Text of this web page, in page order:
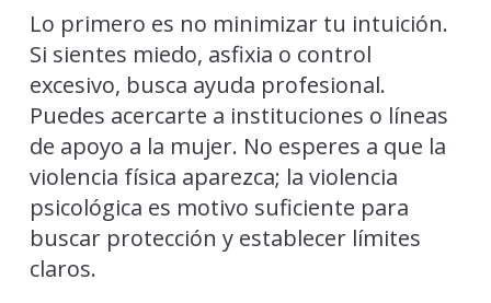
Lo primero es no minimizar tu intuición.
Si sientes miedo, asfixia o control
excesivo, busca ayuda profesional.
Puedes acercarte a instituciones o líneas
de apoyo a la mujer. No esperes a que la
violencia física aparezca; la violencia
psicológica es motivo suficiente para
buscar protección y establecer límites
claros.